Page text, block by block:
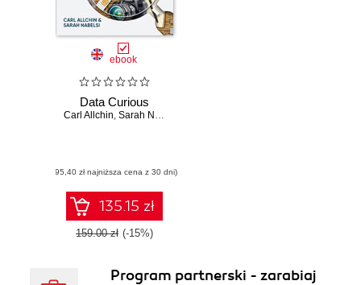
ebook
Data Curious
Carl Allchin, Sarah Nabelsi
(95,40 zł najniższa cena z 30 dni)
135.15 zł
159.00 zł (-15%)
Program partnerski - zarabiaj